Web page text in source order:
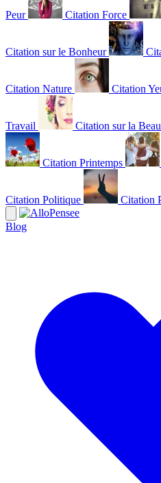
Peur Citation Force
Citation sur le Bonheur
Citation Nature Citation
Travail Citation sur la
Citation Printemps
Citation Politique Citation
Blog